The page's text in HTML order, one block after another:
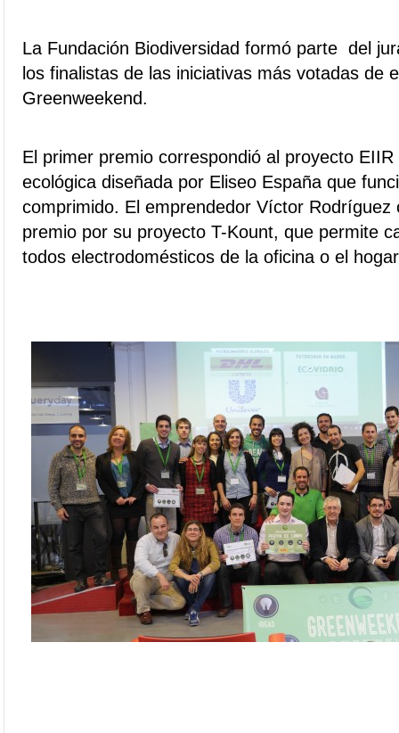
La Fundación Biodiversidad formó parte del
los finalistas de las iniciativas más votadas de
Greenweekend.
El primer premio correspondió al proyecto
ecológica diseñada por Eliseo España que
comprimido. El emprendedor Víctor Rodríguez
premio por su proyecto T-Kount, que permite
todos electrodomésticos de la oficina o el